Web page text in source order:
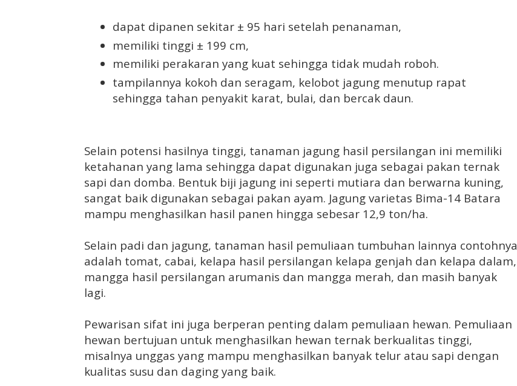
dapat dipanen sekitar ± 95 hari setelah penanaman,
memiliki tinggi ± 199 cm,
memiliki perakaran yang kuat sehingga tidak mudah roboh.
tampilannya kokoh dan seragam, kelobot jagung menutup rapat
sehingga tahan penyakit karat, bulai, dan bercak daun.
Selain potensi hasilnya tinggi, tanaman jagung hasil persilangan ini memiliki
ketahanan yang lama sehingga dapat digunakan juga sebagai pakan ternak
sapi dan domba. Bentuk biji jagung ini seperti mutiara dan berwarna kuning,
sangat baik digunakan sebagai pakan ayam. Jagung varietas Bima-14 Batara
mampu menghasilkan hasil panen hingga sebesar 12,9 ton/ha.
Selain padi dan jagung, tanaman hasil pemuliaan tumbuhan lainnya contohnya
adalah tomat, cabai, kelapa hasil persilangan kelapa genjah dan kelapa dalam,
mangga hasil persilangan arumanis dan mangga merah, dan masih banyak
lagi.
Pewarisan sifat ini juga berperan penting dalam pemuliaan hewan. Pemuliaan
hewan bertujuan untuk menghasilkan hewan ternak berkualitas tinggi,
misalnya unggas yang mampu menghasilkan banyak telur atau sapi dengan
kualitas susu dan daging yang baik.